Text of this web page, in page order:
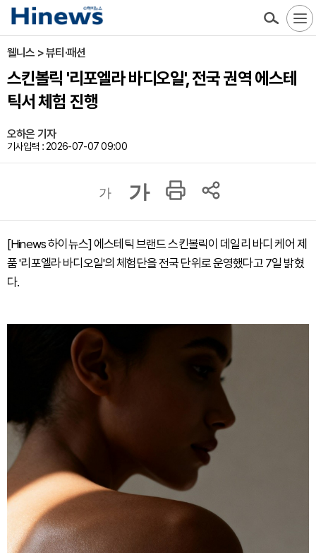
웰니스 > 뷰티·패션
스킨볼릭 '리포엘라 바디오일', 전국 권역 에스테
틱서 체험 진행
오하은 기자
기사입력 : 2026-07-07 09:00
가 가
[Hinews 하이뉴스] 에스테틱 브랜드 스킨볼릭이 데일리 바디 케어 제
품 '리포엘라 바디오일'의 체험단을 전국 단위로 운영했다고 7일 밝혔
다.